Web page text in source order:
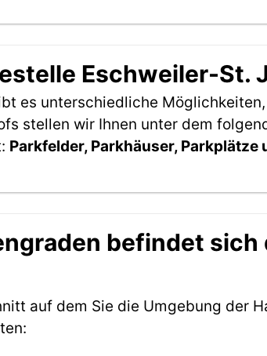
Eschweiler-St.
es unterschiedliche
stellen wir Ihnen unter dem
Parkfelder, Parkhäuser, Parkplätze
befindet sich
auf dem Sie die Umgebung der